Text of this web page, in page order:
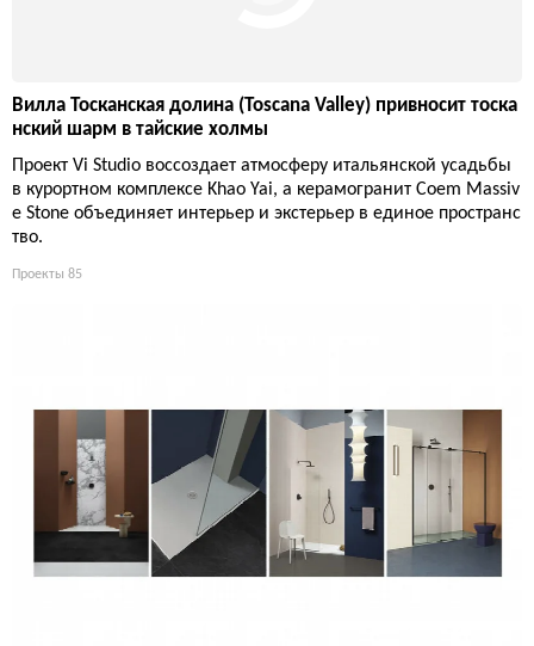
Вилла Тосканская долина (Toscana Valley) привносит тоска
нский шарм в тайские холмы
Проект Vi Studio воссоздает атмосферу итальянской усадьбы
в курортном комплексе Khao Yai, а керамогранит Coem Massiv
e Stone объединяет интерьер и экстерьер в единое пространс
тво.
Проекты 85